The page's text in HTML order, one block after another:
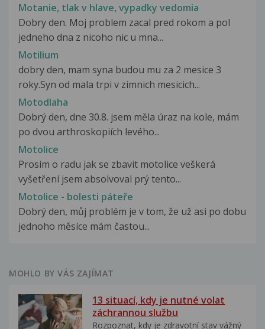
Motanie, tlak v hlave, vypadky vedomia
Dobry den. Moj problem zacal pred rokom a pol
jedneho dna z nicoho nic u mna...
Motilium
dobry den, mam syna budou mu za 2 mesice 3
roky.Syn od mala trpi v zimnich mesicich...
Motodlaha
Dobrý den, dne 30.8. jsem měla úraz na kole, mám
po dvou arthroskopiích levého...
Motolice
Prosím o radu jak se zbavit motolice veškerá
vyšetření jsem absolvoval prý tento...
Motolice - bolesti páteře
Dobrý den, můj problém je v tom, že už asi po dobu
jednoho měsíce mám častou...
MOHLO BY VÁS ZAJÍMAT
13 situací, kdy je nutné volat
záchrannou službu
Rozpoznat, kdy je zdravotní stav vážný